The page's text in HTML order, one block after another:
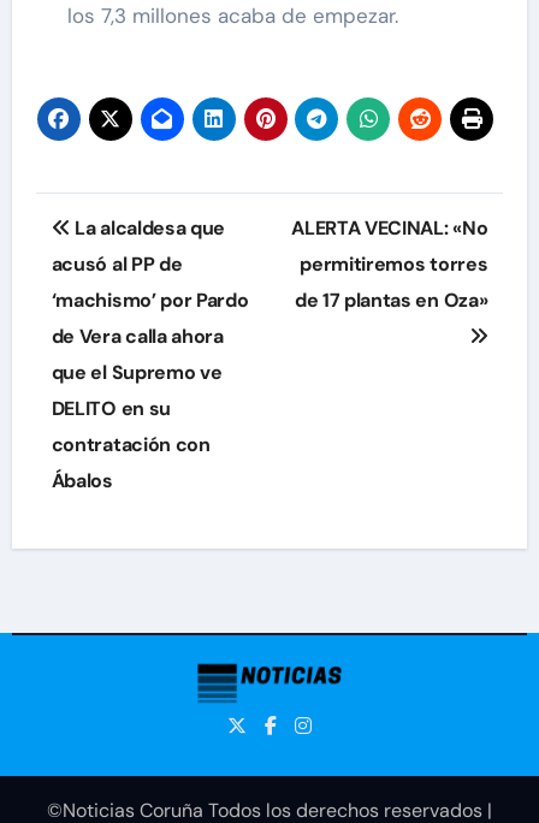
los 7,3 millones acaba de empezar.
Navegación
de
entradas
La alcaldesa que
acusó al PP de
‘machismo’ por Pardo
de Vera calla ahora
que el Supremo ve
DELITO en su
contratación con
Ábalos
ALERTA VECINAL: «No
permitiremos torres
de 17 plantas en Oza»
©Noticias Coruña Todos los derechos reservados |